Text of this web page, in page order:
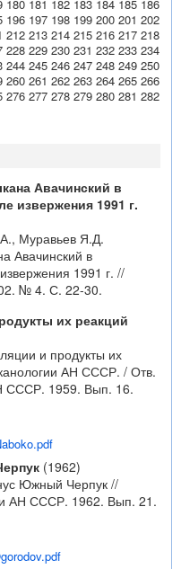
180 181 182 183 184 185 186
196 197 198 199 200 201 202
212 213 214 215 216 217 218
228 229 230 231 232 233 234
244 245 246 247 248 249 250
260 261 262 263 264 265 266
276 277 278 279 280 281 282
Авачинский в
извержения 1991 г.
Муравьев Я.Д.
Авачинский в
1991 г. //
№ 4. С. 22-30.
их реакций
и продукты их
АН СССР. / Отв.
СССР. 1959. Вып. 16.
(1962)
Южный Черпук //
АН СССР. 1962. Вып. 21.